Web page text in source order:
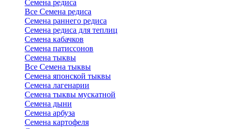
Семена редиса
Все Семена редиса
Семена раннего редиса
Семена редиса для теплиц
Семена кабачков
Семена патиссонов
Семена тыквы
Все Семена тыквы
Семена японской тыквы
Семена лагенарии
Семена тыквы мускатной
Семена дыни
Семена арбуза
Семена картофеля